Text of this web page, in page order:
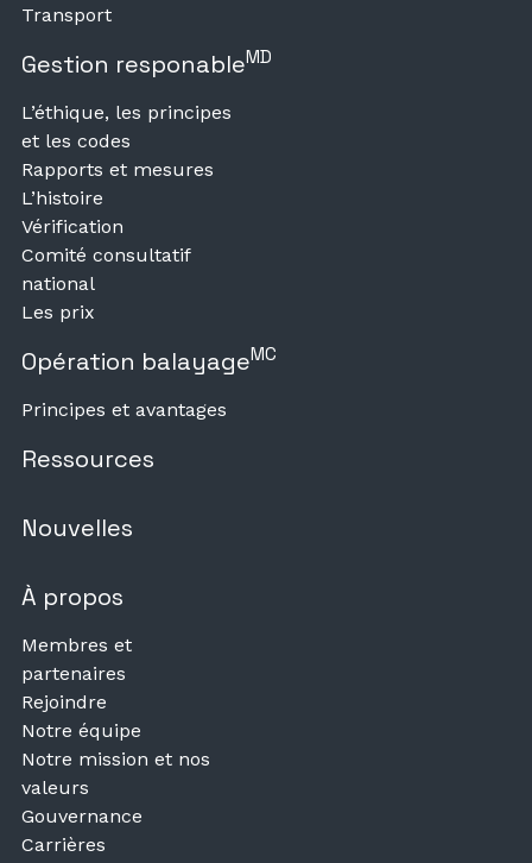
Transport
Gestion responableMD
L’éthique, les principes
et les codes
Rapports et mesures
L’histoire
Vérification
Comité consultatif
national
Les prix
Opération balayageMC
Principes et avantages
Ressources
Nouvelles
À propos
Membres et
partenaires
Rejoindre
Notre équipe
Notre mission et nos
valeurs
Gouvernance
Carrières